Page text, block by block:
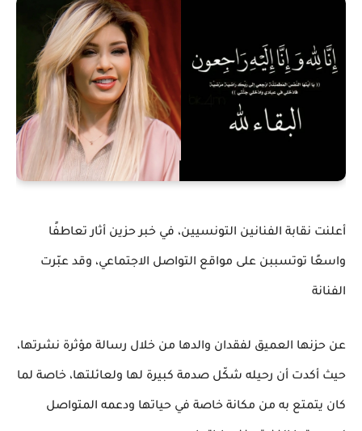
أعلنت نقابة الفنانين التونسيين، في خبر حزين أثار تعاطفًا
واسعًا توتسببن على مواقع التواصل الاجتماعي، وقد عبّرت
الفنانة
عن حزنها العميق لفقدان والدها من خلال رسالة مؤثرة نشرتها،
حيث أكدت أن رحيله شكّل صدمة كبيرة لها ولعائلتها، خاصة لما
كان يتمتع به من مكانة خاصة في حياتها ودعمه المتواصل